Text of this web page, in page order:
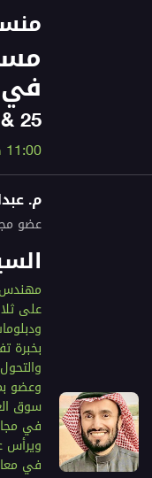
في
25 & 26 نوفمبر 2024
11:00 ص – 12:00 م & 1:00 م – 3:00 م
م.
عضو
وعضو
سوق
في
ويرأس
في